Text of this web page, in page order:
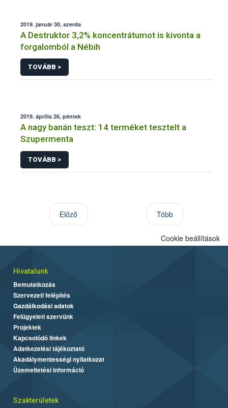
2019. január 30, szerda
A Destruktor 3,2% koncentrátumot is kivonta a
forgalomból a Nébih
TOVÁBB >
2019. április 26, péntek
A nagy banán teszt: 14 terméket tesztelt a
Szupermenta
TOVÁBB >
Előző Több
Cookie beállítások
Hivatalunk
Bemutatkozás
Szervezeti felépítés
Gazdálkodási adatok
Felügyeleti szervünk
Projektek
Kapcsolódó linkek
Adatkezelési tájékoztató
Akadálymentességi nyilatkozat
Üzemeltetési információ
Szakterületek